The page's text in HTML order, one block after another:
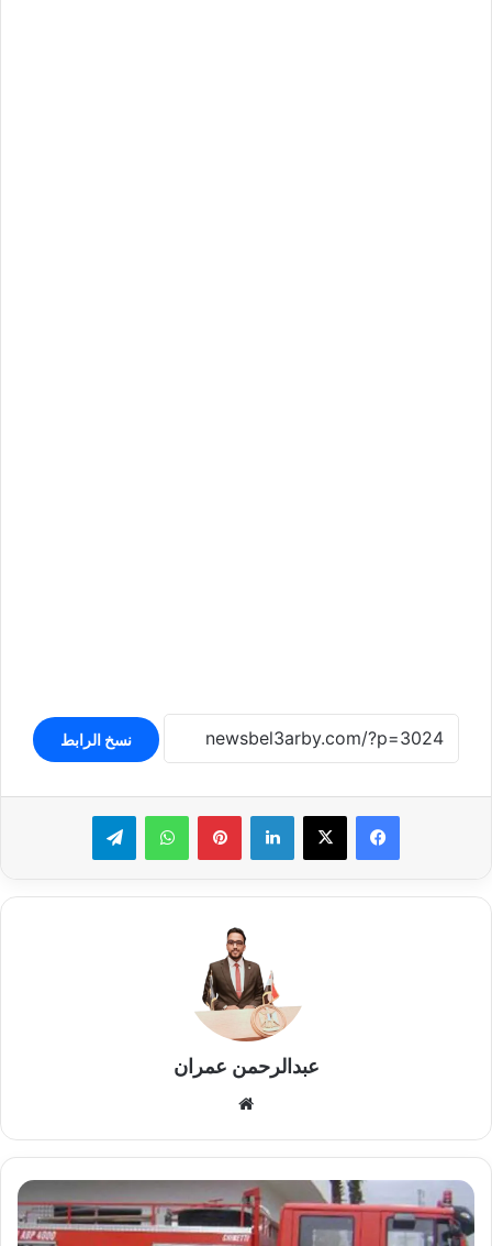
نسخ الرابط
لينكدإن بينتيريستواتساب تيلقرام
عبدالرحمن عمران
حريق
محدود
دون